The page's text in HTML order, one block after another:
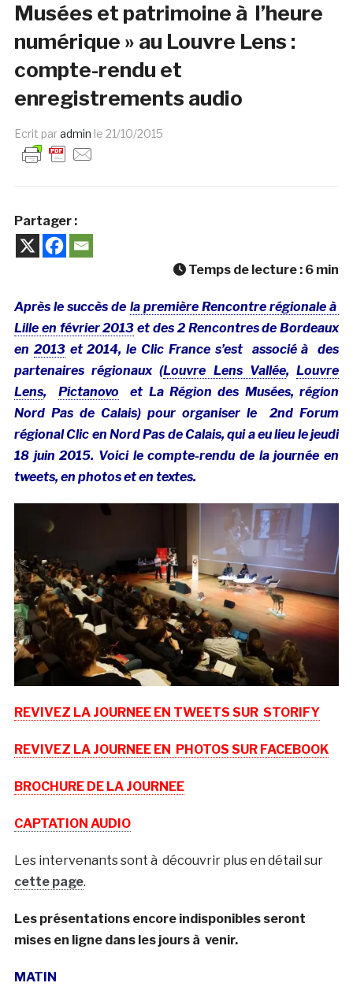
Musées et patrimoine à l’heure
numérique » au Louvre Lens :
compte-rendu et
enregistrements audio
Ecrit paradmin le 21/10/2015
Partager :
Temps de lecture : 6 min
Après le succès de la première Rencontre régionale à
Lille en février 2013 et des 2 Rencontres de Bordeaux
en 2013et 2014, le Clic France s’est associé à des
partenaires régionaux (Louvre Lens Vallée,Louvre
Lens, Pictanovo et La Région des Musées, région
Nord Pas de Calais) pour organiser le 2nd Forum
régional Clic en Nord Pas de Calais, qui a eu lieu le jeudi
18 juin 2015. Voici le compte-rendu de la journée en
tweets, en photos et en textes.
REVIVEZ LA JOURNEE EN TWEETS SUR STORIFY
REVIVEZ LA JOURNEE EN PHOTOS SUR FACEBOOK
BROCHURE DE LA JOURNEE
CAPTATION AUDIO
Les intervenants sont à découvrir plus en détail sur
cette page.
Les présentations encore indisponibles seront
mises en ligne dans les jours à venir.
MATIN